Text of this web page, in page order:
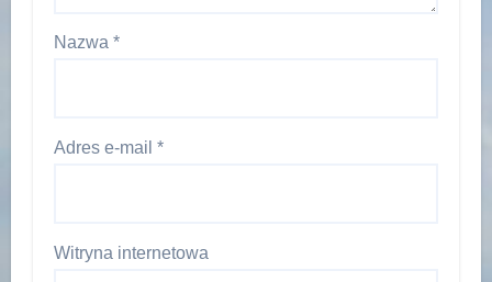
Nazwa *
Adres e-mail *
Witryna internetowa